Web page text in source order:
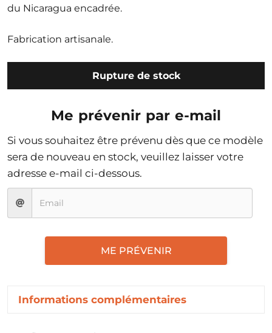
du Nicaragua encadrée.
Fabrication artisanale.
Rupture de stock
Me prévenir par e-mail
Si vous souhaitez être prévenu dès que ce modèle
sera de nouveau en stock, veuillez laisser votre
adresse e-mail ci-dessous.
ME PRÉVENIR
Informations complémentaires